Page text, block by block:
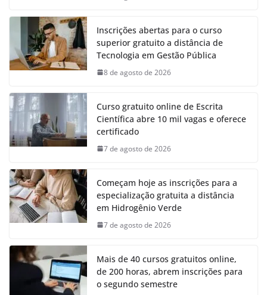
Inscrições abertas para o curso
superior gratuito a distância de
Tecnologia em Gestão Pública
8 de agosto de 2026
Curso gratuito online de Escrita
Científica abre 10 mil vagas e oferece
certificado
7 de agosto de 2026
Começam hoje as inscrições para a
especialização gratuita a distância
em Hidrogênio Verde
7 de agosto de 2026
Mais de 40 cursos gratuitos online,
de 200 horas, abrem inscrições para
o segundo semestre